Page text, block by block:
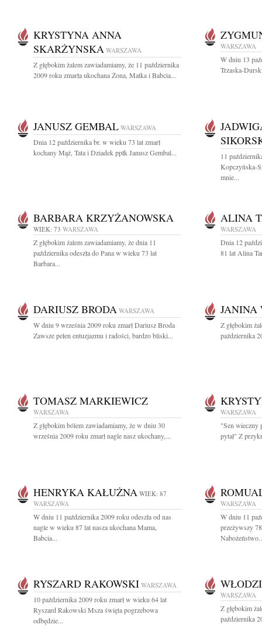
KRYSTYNA ANNA
SKARŻYNSKA WARSZAWA
Z głębokim żalem zawiadamiamy, że 11 października
2009 roku zmarła ukochana Żona, Matka i Babcia...
WARSZAWA
W dniu 13
Trzaska-
JANUSZ GEMBAL WARSZAWA
Dnia 12 października br. w wieku 73 lat zmarł
kochany Mąż, Tata i Dziadek ppłk Janusz Gembal...
11
Kopczyńska-
mnie...
BARBARA KRZYŻANOWSKA
WIEK: 73 WARSZAWA
Z głębokim żalem zawiadamiamy, że dnia 11
października odeszła do Pana w wieku 73 lat
Barbara...
ALINA
WARSZAWA
Dnia 12
81 lat Alina
DARIUSZ BRODA WARSZAWA
W dniu 9 września 2009 roku zmarł Dariusz Broda
Zawsze pełen entuzjazmu i radości, bardzo bliski...
JANINA
Z głębokim
października
TOMASZ MARKIEWICZ
WARSZAWA
Z głębokim bólem zawiadamiamy, że w dniu 30
września 2009 roku zmarł nagle nasz ukochany,...
WARSZAWA
"Sen wieczny
pytał" Z
HENRYKA KAŁUŻNA WIEK: 87
WARSZAWA
W dniu 11 października 2009 roku odeszła od nas
nagle w wieku 87 lat nasza ukochana Mama,
Babcia...
WARSZAWA
W dniu 11
przeżywszy
RYSZARD RAKOWSKI WARSZAWA
10 października 2009 roku zmarł w wieku 64 lat
Ryszard Rakowski Msza święta pogrzebowa
odbędzie...
WARSZAWA
Z głębokim
października